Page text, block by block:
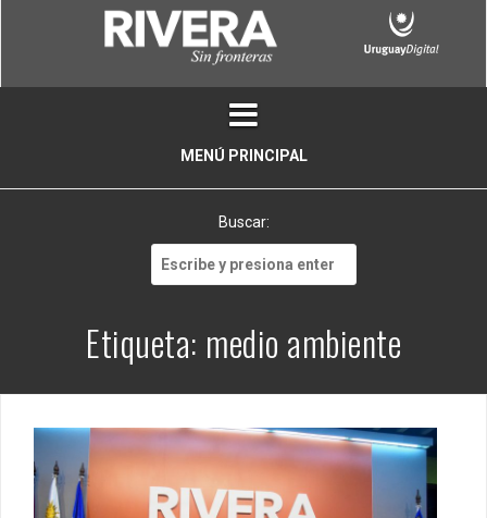
MENÚ PRINCIPAL
Buscar:
Etiqueta: medio ambiente